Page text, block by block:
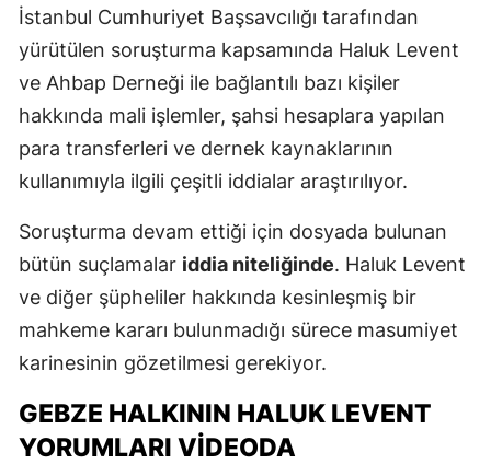
İstanbul Cumhuriyet Başsavcılığı tarafından
yürütülen soruşturma kapsamında Haluk Levent
ve Ahbap Derneği ile bağlantılı bazı kişiler
hakkında mali işlemler, şahsi hesaplara yapılan
para transferleri ve dernek kaynaklarının
kullanımıyla ilgili çeşitli iddialar araştırılıyor.
Soruşturma devam ettiği için dosyada bulunan
bütün suçlamalar iddia niteliğinde. Haluk Levent
ve diğer şüpheliler hakkında kesinleşmiş bir
mahkeme kararı bulunmadığı sürece masumiyet
karinesinin gözetilmesi gerekiyor.
GEBZE HALKININ HALUK LEVENT
YORUMLARI VIDEODA